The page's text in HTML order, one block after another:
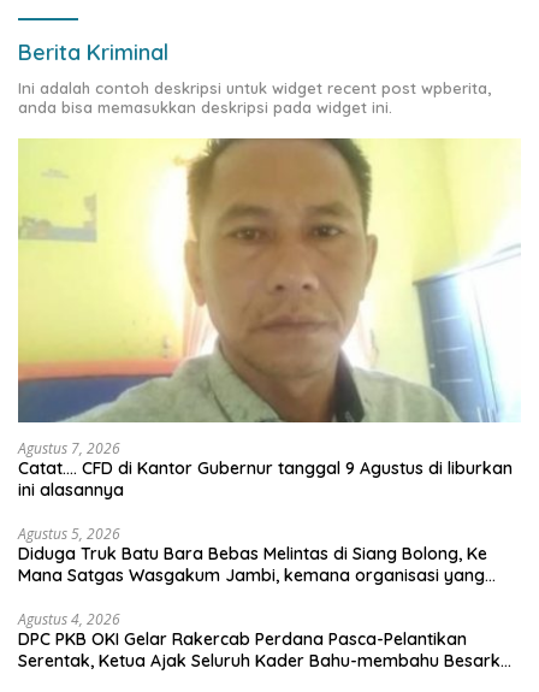
Berita Kriminal
Ini adalah contoh deskripsi untuk widget recent post wpberita,
anda bisa memasukkan deskripsi pada widget ini.
Agustus 7, 2026
Catat…. CFD di Kantor Gubernur tanggal 9 Agustus di liburkan
ini alasannya
Agustus 5, 2026
Diduga Truk Batu Bara Bebas Melintas di Siang Bolong, Ke
Mana Satgas Wasgakum Jambi, kemana organisasi yang
Agustus 4, 2026
DPC PKB OKI Gelar Rakercab Perdana Pasca-Pelantikan
Serentak, Ketua Ajak Seluruh Kader Bahu-membahu Besarkan